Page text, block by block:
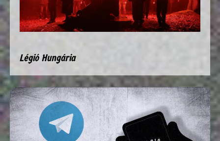
Légió Hungária